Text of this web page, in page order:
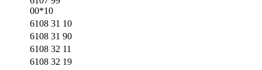
00*10
6108 31 10
6108 31 90
6108 32 11
6108 32 19